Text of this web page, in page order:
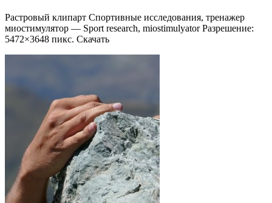
Растровый клипарт Спортивные исследования, тренажер
миостимулятор — Sport research, miostimulyator Разрешение:
5472×3648 пикс. Скачать